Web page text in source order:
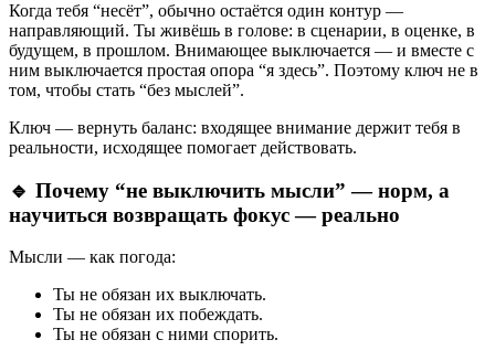
Когда тебя “несёт”, обычно остаётся один контур —
направляющий. Ты живёшь в голове: в сценарии, в оценке, в
будущем, в прошлом. Внимающее выключается — и вместе с
ним выключается простая опора “я здесь”. Поэтому ключ не в
том, чтобы стать “без мыслей”.
Ключ — вернуть баланс: входящее внимание держит тебя в
реальности, исходящее помогает действовать.
🔹 Почему “не выключить мысли” — норм, а
научиться возвращать фокус — реально
Мысли — как погода:
Ты не обязан их выключать.
Ты не обязан их побеждать.
Ты не обязан с ними спорить.